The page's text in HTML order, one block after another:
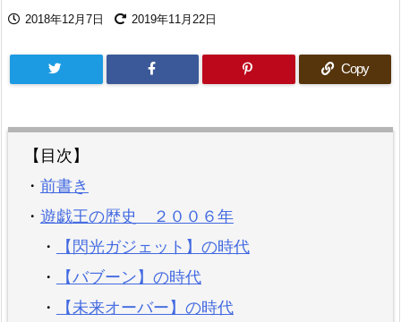
2018年12月7日 2019年11月22日
Copy
【目次】
・ 前書き
・ 遊戯王の歴史 ２００６年
・
【閃光ガジェット】の時代
・
【バブーン】の時代
・
【未来オーバー】の時代